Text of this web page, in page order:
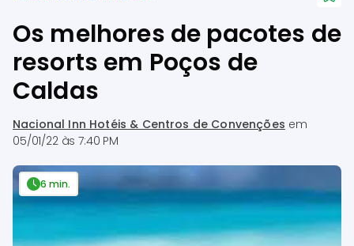
Os melhores de pacotes de
resorts em Poços de
Caldas
Nacional Inn Hotéis & Centros de Convenções em
05/01/22 às 7:40 PM
6 min.